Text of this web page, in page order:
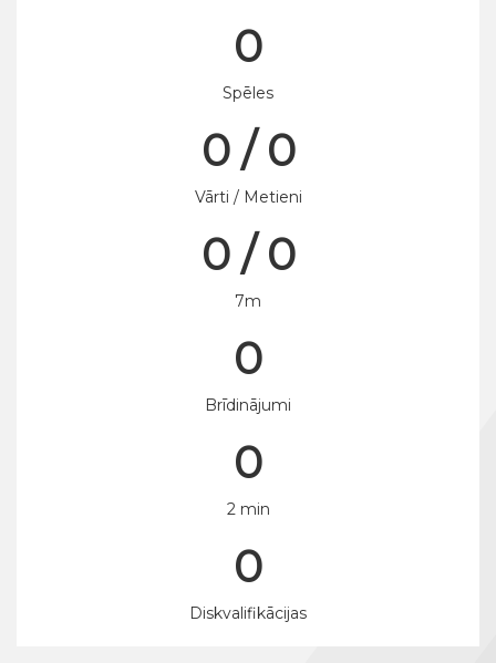
0
Spēles
0 / 0
Vārti / Metieni
0 / 0
7m
0
Brīdinājumi
0
2 min
0
Diskvalifikācijas